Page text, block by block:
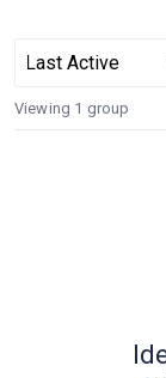
Viewing 1 group